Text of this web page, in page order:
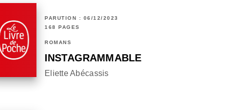
PARUTION : 06/12/2023
168 PAGES
ROMANS
INSTAGRAMMABLE
Eliette Abécassis